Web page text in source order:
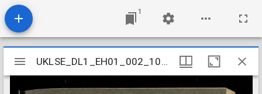
1
Mirador
viewer
UKLSE_DL1_EH01_002_100_0002
UKLSE_DL1_EH01_002_100_0002